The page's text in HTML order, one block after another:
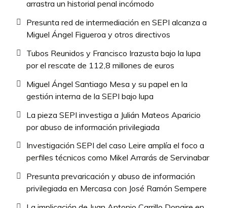
arrastra un historial penal incómodo
Presunta red de intermediación en SEPI alcanza a
Miguel Ángel Figueroa y otros directivos
Tubos Reunidos y Francisco Irazusta bajo la lupa
por el rescate de 112,8 millones de euros
Miguel Ángel Santiago Mesa y su papel en la
gestión interna de la SEPI bajo lupa
La pieza SEPI investiga a Julián Mateos Aparicio
por abuso de información privilegiada
Investigación SEPI del caso Leire amplía el foco a
perfiles técnicos como Mikel Arrarás de Servinabar
Presunta prevaricación y abuso de información
privilegiada en Mercasa con José Ramón Sempere